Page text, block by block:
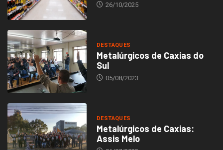
26/10/2025
DESTAQUES
Metalúrgicos de Caxias do
Sul
05/08/2023
DESTAQUES
Metalúrgicos de Caxias:
Assis Melo